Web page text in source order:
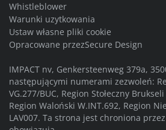
Whistleblower
Warunki uzytkowania
Ustaw własne pliki cookie
Opracowane przezSecure Design
IMPACT nv, Genkersteenweg 379a,
następującymi numerami zezwoleń:
VG.277/BUC, Region Stołeczny
Region Waloński W.INT.692, Region
LAV007. Ta strona jest chroniona przez